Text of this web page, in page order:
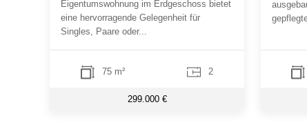
Eigentumswohnung im Erdgeschoss bietet
eine hervorragende Gelegenheit für
Singles, Paare oder...
75 m² 2
299.000 €